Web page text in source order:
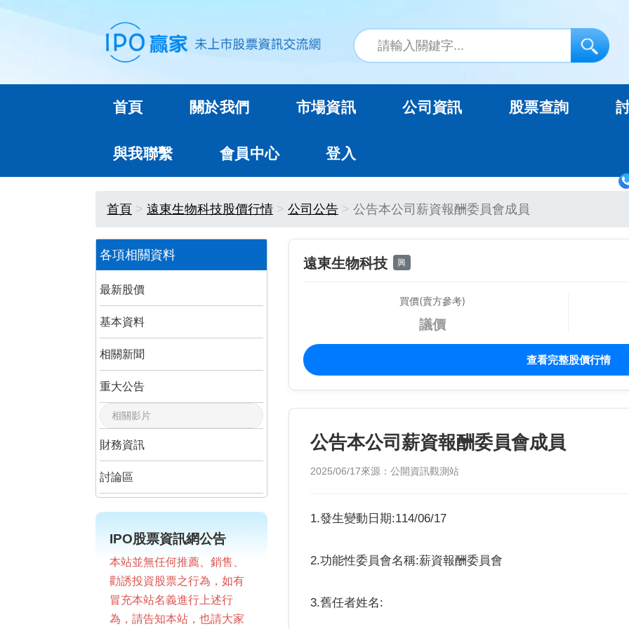
首頁 關於我們 市場資訊 公司資訊 股票查詢
與我聯繫 會員中心 登入
首頁 遠東生物科技股價行情 公司公告 公告本公司薪資報酬委員會成員
各項相關資料
最新股價
基本資料
相關新聞
重大公告
相關影片
財務資訊
討論區
IPO股票資訊網公告
本站並無任何推薦、銷售、
勸誘投資股票之行為，如有
冒充本站名義進行上述行
為，請告知本站，也請大家
遠東生物科技 興
買價(賣方參考)
議價
查看完整股價行情
公告本公司薪資報酬委員會成員
2025/06/17來源：公開資訊觀測站
1.發生變動日期:114/06/17
2.功能性委員會名稱:薪資報酬委員會
3.舊任者姓名: